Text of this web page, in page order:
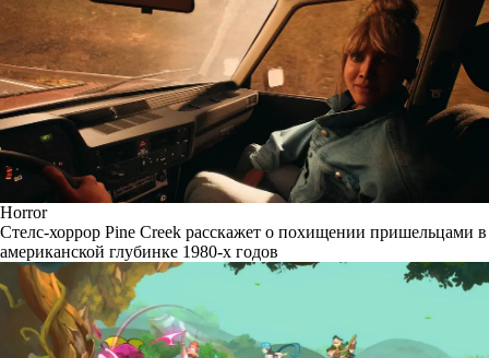
Horror
Стелс-хоррор Pine Creek расскажет о похищении пришельцами в
американской глубинке 1980-х годов